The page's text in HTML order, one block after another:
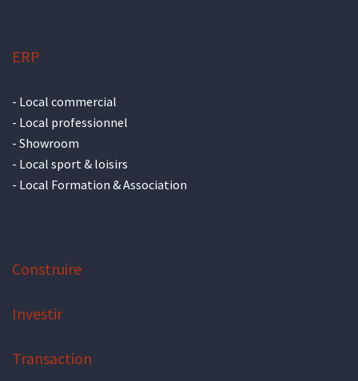
ERP
- Local commercial
- Local professionnel
- Showroom
- Local sport & loisirs
- Local Formation & Association
Construire
Investir
Transaction